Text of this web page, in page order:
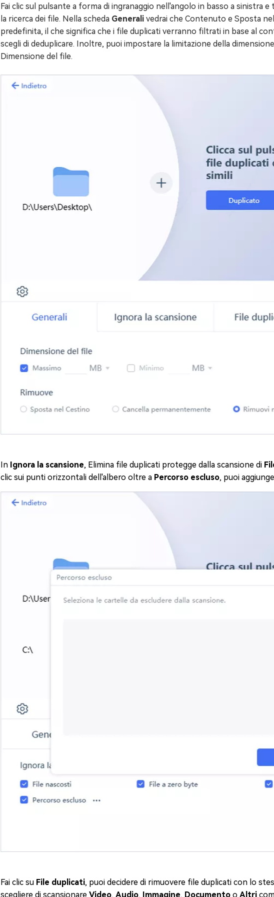
Fai clic sul pulsante a forma di ingranaggio nell'angolo in basso a sinistra
la ricerca dei file. Nella scheda Generali vedrai che Contenuto e Sposta
predefinita, il che significa che i file duplicati verranno filtrati in base al
scegli di deduplicare. Inoltre, puoi impostare la limitazione della
Dimensione del file.
In Ignora la scansione, Elimina file duplicati protegge dalla scansione di
clic sui punti orizzontali dell'albero oltre a Percorso escluso, puoi
Fai clic su File duplicati, puoi decidere di rimuovere file duplicati con lo
scegliere di scansionare Video, Audio, Immagine, Documento o Altri